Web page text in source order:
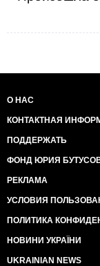
О НАС
КОНТАКТНАЯ
ПОДДЕРЖАТЬ
ФОНД ЮРИЯ
РЕКЛАМА
УСЛОВИЯ
ПОЛИТИКА
НОВИНИ УКРАЇНИ
UKRAINIAN NEWS